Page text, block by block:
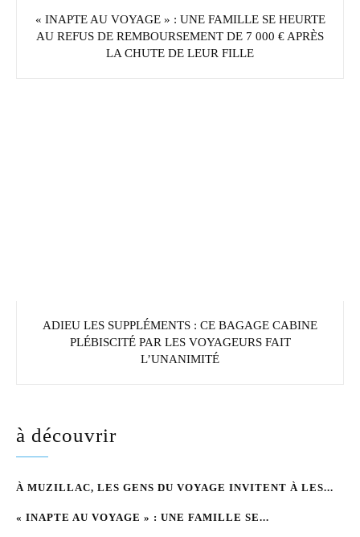
« INAPTE AU VOYAGE » : UNE FAMILLE SE HEURTE
AU REFUS DE REMBOURSEMENT DE 7 000 € APRÈS
LA CHUTE DE LEUR FILLE
ADIEU LES SUPPLÉMENTS : CE BAGAGE CABINE
PLÉBISCITÉ PAR LES VOYAGEURS FAIT
L’UNANIMITÉ
à découvrir
À MUZILLAC, LES GENS DU VOYAGE INVITENT À LES...
« INAPTE AU VOYAGE » : UNE FAMILLE SE...